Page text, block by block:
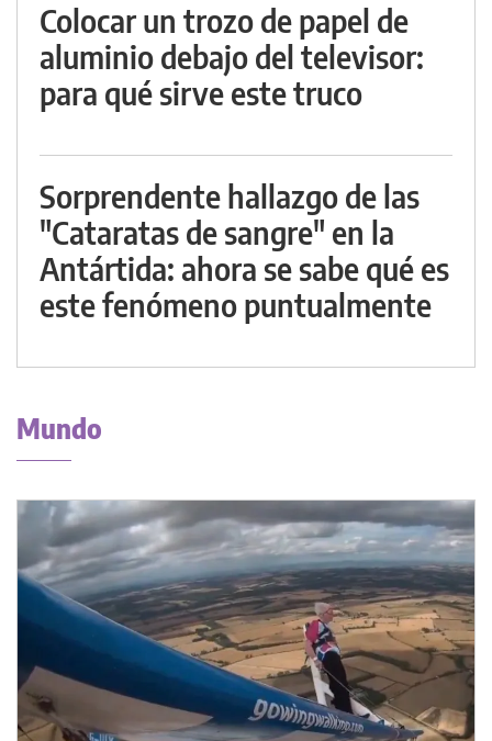
Colocar un trozo de papel de
aluminio debajo del televisor:
para qué sirve este truco
Sorprendente hallazgo de las
"Cataratas de sangre" en la
Antártida: ahora se sabe qué es
este fenómeno puntualmente
Mundo